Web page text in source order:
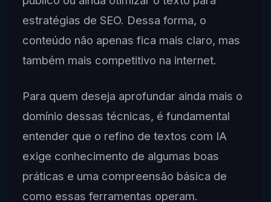
estratégias de SEO. Dessa forma, o
conteúdo não apenas fica mais claro, mas
também mais competitivo na internet.
Para quem deseja aprofundar ainda mais o
domínio dessas técnicas, é fundamental
entender que o refino de textos com IA
exige conhecimento de algumas boas
práticas e uma compreensão básica de
como essas ferramentas operam.